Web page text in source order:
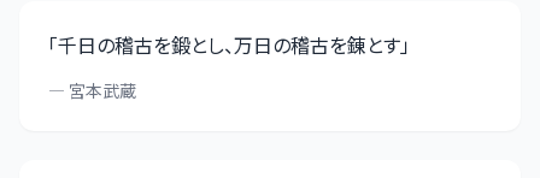
「千日の稽古を鍛とし、万日の稽古を錬とす」
— 宮本武蔵